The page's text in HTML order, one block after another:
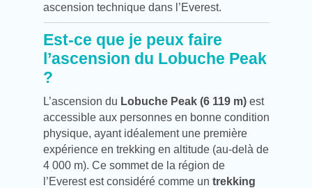
ascension technique dans l’Everest.
Est-ce que je peux faire
l’ascension du Lobuche Peak
?
L’ascension du Lobuche Peak (6 119 m)est
accessible aux personnes en bonne condition
physique, ayant idéalement une première
expérience en trekking en altitude (au-delà de
4 000 m). Ce sommet de la région de
l’Everest est considéré comme un trekking